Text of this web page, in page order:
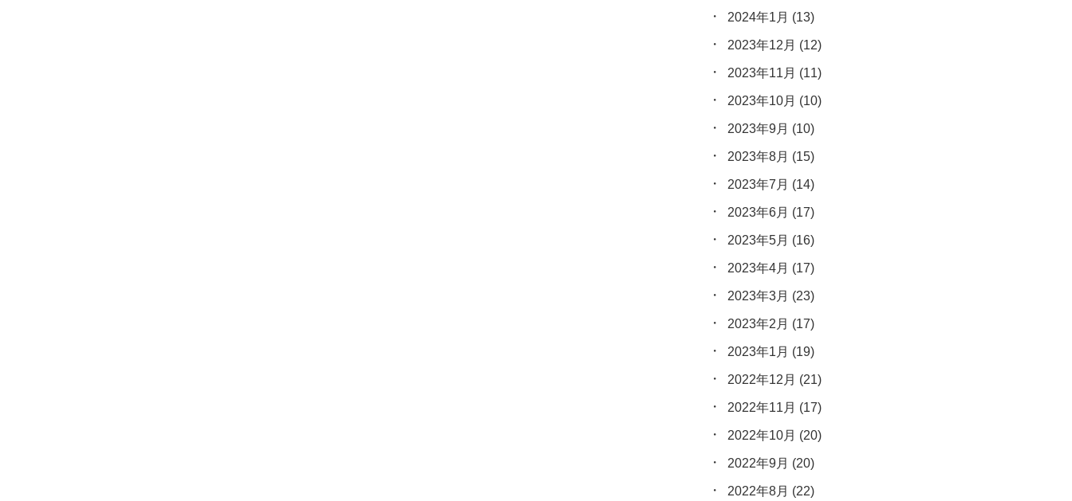
2024年1月 (13)
2023年12月 (12)
2023年11月 (11)
2023年10月 (10)
2023年9月 (10)
2023年8月 (15)
2023年7月 (14)
2023年6月 (17)
2023年5月 (16)
2023年4月 (17)
2023年3月 (23)
2023年2月 (17)
2023年1月 (19)
2022年12月 (21)
2022年11月 (17)
2022年10月 (20)
2022年9月 (20)
2022年8月 (22)